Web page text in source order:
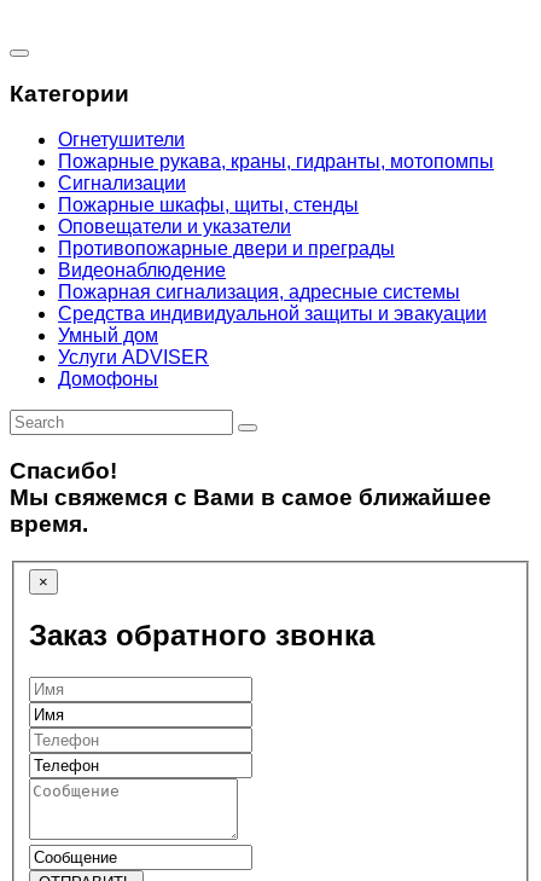
Категории
Огнетушители
Пожарные рукава, краны, гидранты, мотопомпы
Сигнализации
Пожарные шкафы, щиты, стенды
Оповещатели и указатели
Противопожарные двери и преграды
Видеонаблюдение
Пожарная сигнализация, адресные системы
Средства индивидуальной защиты и эвакуации
Умный дом
Услуги ADVISER
Домофоны
Спасибо!
Мы свяжемся с Вами в самое ближайшее
время.
×
Заказ обратного звонка